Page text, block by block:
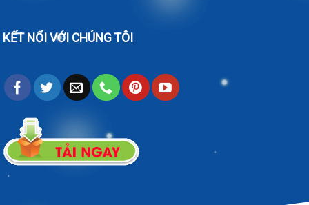
KẾT NỐI VỚI CHÚNG TÔI